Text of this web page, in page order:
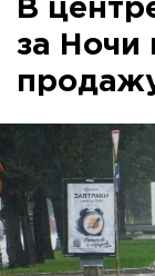
В
за Ночи